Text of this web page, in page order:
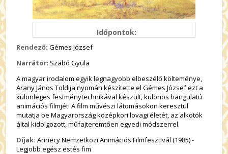
Időpontok:
Rendező: Gémes József
Narrátor: Szabó Gyula
A magyar irodalom egyik legnagyobb elbeszélő költeménye,
Arany János Toldija nyomán készítette el Gémes József ezt a
különleges festménytechnikával készült, különös hangulatú
animációs filmjét. A film művészi látomásokon keresztül
mutatja be Magyarország középkori lovagi életét, az alkotók
által kidolgozott, műfajteremtően egyedi módszerrel.
Díjak: Annecy Nemzetközi Animációs Filmfesztivál (1985) -
Legjobb egész estés fim